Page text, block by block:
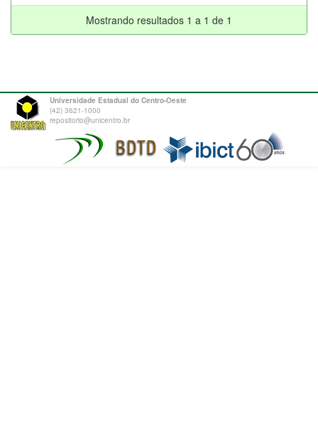
Mostrando resultados 1 a 1 de 1
Universidade Estadual do Centro-Oeste
(42) 3621-1000
repositorio@unicentro.br